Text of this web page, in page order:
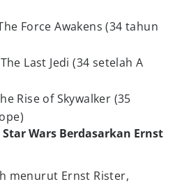
Force Awakens (34 tahun
Last Jedi (34 setelah A
Rise of Skywalker (35
Wars Berdasarkan Ernst
menurut Ernst Rister,